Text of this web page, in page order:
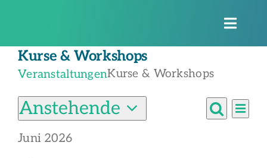
Toggle
Kurse & Workshops
VeranstaltungenKurse & Workshops
Veranstaltungen
Suche
Liste
Anstehende
Datum
wählen.
Juni 2026